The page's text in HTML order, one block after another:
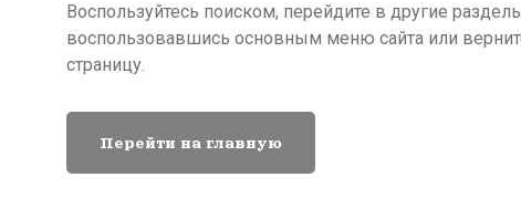
Воспользуйтесь поиском, перейдите в другие
воспользовавшись основным меню сайта или
страницу.
Перейти на главную